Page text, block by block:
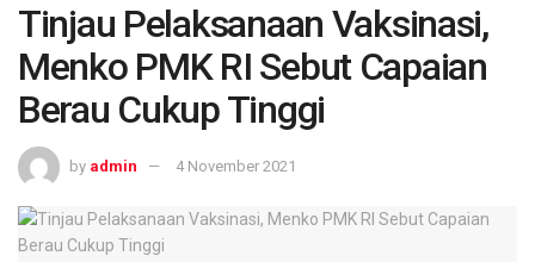
Tinjau Pelaksanaan Vaksinasi,
Menko PMK RI Sebut Capaian
Berau Cukup Tinggi
by admin 4 November 2021